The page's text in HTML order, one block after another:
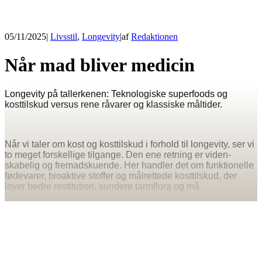
05/11/2025| Livsstil, Longevity|afRedaktionen
Når mad bliver medicin
Longevity på tallerkenen: Teknologiske superfoods og
kosttilskud versus rene råvarer og klassiske måltider.
Når vi taler om kost og kosttilskud i forhold til longevity, ser vi
to meget forskellige tilgange. Den ene retning er viden-
skabelig og fremadskuende. Her handler det om funktionelle
fødevarer, bioaktive stoffer og målrettede kosttilskud, der
lover bedre restitution, sundere tarmflora og må